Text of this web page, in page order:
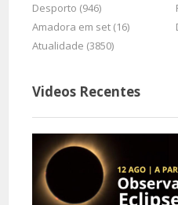
Desporto (946)
Amadora em set (16)
Atualidade (3850)
Videos Recentes